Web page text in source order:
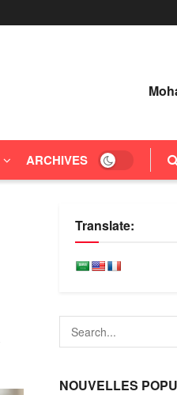
ARCHIVES
Translate:
NOUVELLES